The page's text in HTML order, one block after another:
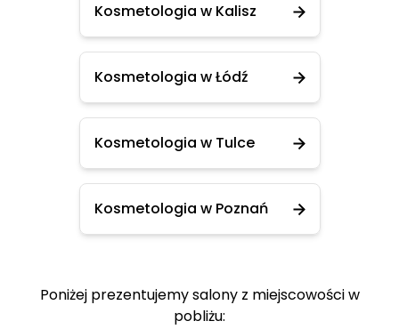
Kosmetologia w Kalisz
Kosmetologia w Łódź
Kosmetologia w Tulce
Kosmetologia w Poznań
Poniżej prezentujemy salony z miejscowości w
pobliżu: